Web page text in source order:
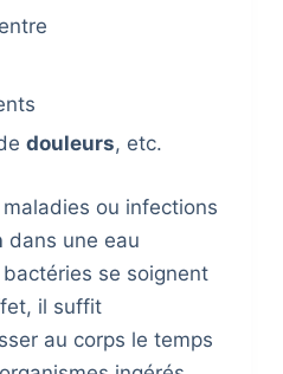
douleurs, etc.
ou infections
dans une eau
se soignent
il suffit
au corps le temps